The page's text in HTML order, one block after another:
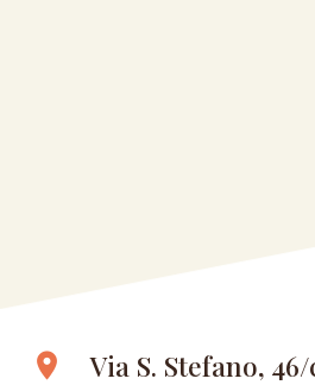
location_on Via S. Stefano,